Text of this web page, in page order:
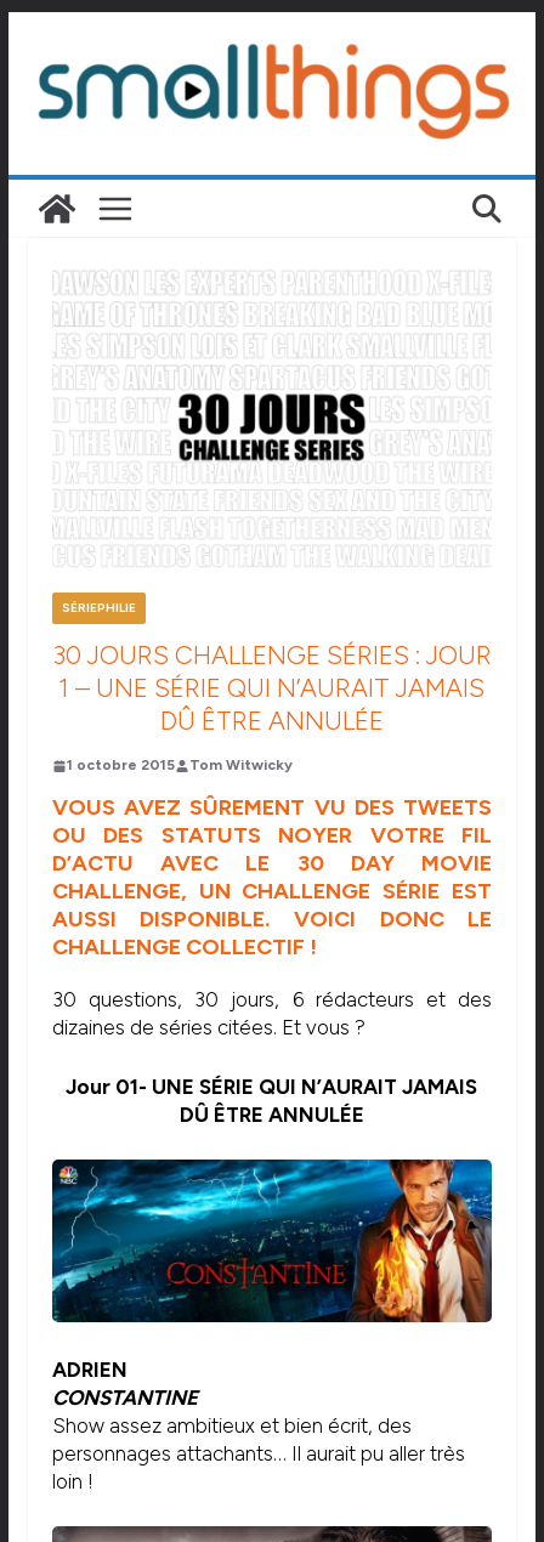
contenu
SÉRIEPHILIE
30 JOURS CHALLENGE SÉRIES : JOUR
1 – UNE SÉRIE QUI N’AURAIT JAMAIS
DÛ ÊTRE ANNULÉE
1 octobre 2015 Tom Witwicky
VOUS AVEZ SÛREMENT VU DES TWEETS
OU DES STATUTS NOYER VOTRE FIL
D’ACTU AVEC LE 30 DAY MOVIE
CHALLENGE, UN CHALLENGE SÉRIE EST
AUSSI DISPONIBLE. VOICI DONC LE
CHALLENGE COLLECTIF !
30 questions, 30 jours, 6 rédacteurs et des
dizaines de séries citées. Et vous ?
Jour 01- UNE SÉRIE QUI N’AURAIT JAMAIS
DÛ ÊTRE ANNULÉE
ADRIEN
CONSTANTINE
Show assez ambitieux et bien écrit, des
personnages attachants… Il aurait pu aller très
loin !